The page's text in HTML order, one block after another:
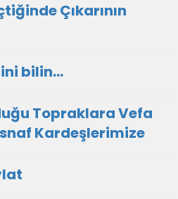
Çıkarının
bilin...
Topraklara Vefa
Kardeşlerimize